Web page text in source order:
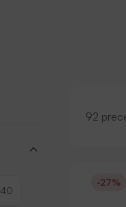
40
92
-27%